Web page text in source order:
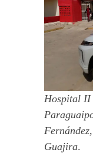
Hospital II
Guajira.